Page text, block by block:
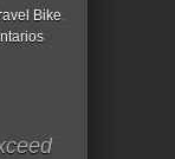
Bike,